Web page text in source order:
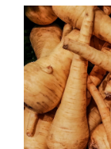
Winkelwagen
Contact
Inloggen